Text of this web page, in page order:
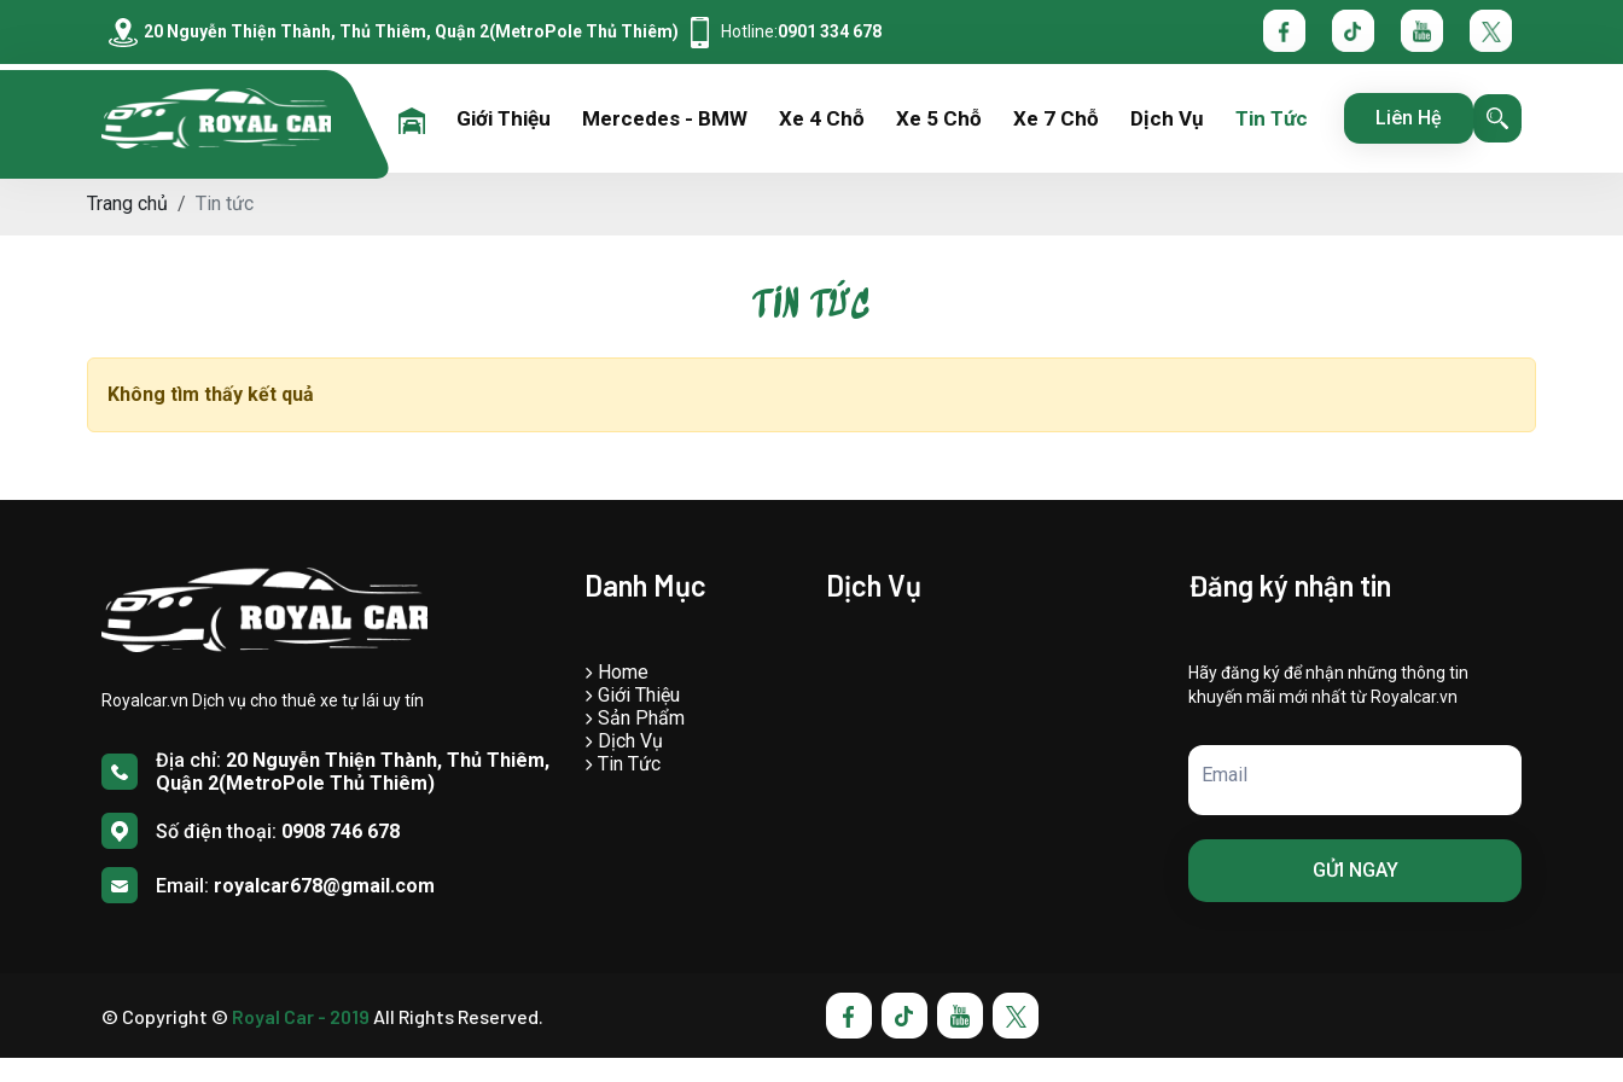
20 Nguyễn Thiện Thành, Thủ Thiêm, Quận 2(MetroPole Thủ Thiêm) Hotline:0901 334 678
Giới Thiệu Mercedes - BMW Xe 4 Chỗ Xe 5 Chỗ Xe 7 Chỗ Dịch Vụ Tin Tức Liên Hệ
Trang chủ Tin tức
TIN TỨC
Không tìm thấy kết quả
Royalcar.vn Dịch vụ cho thuê xe tự lái uy tín
Địa chỉ: 20 Nguyễn Thiện Thành, Thủ Thiêm,
Quận 2(MetroPole Thủ Thiêm)
Số điện thoại: 0908 746 678
Email: royalcar678@gmail.com
Danh Mục
Home
Giới Thiệu
Sản Phẩm
Dịch Vụ
Tin Tức
Dịch Vụ Đăng ký nhận tin
Hãy đăng ký để nhận những thông tin
khuyến mãi mới nhất từ Royalcar.vn
Email
© Copyright © Royal Car - 2019 All Rights Reserved.